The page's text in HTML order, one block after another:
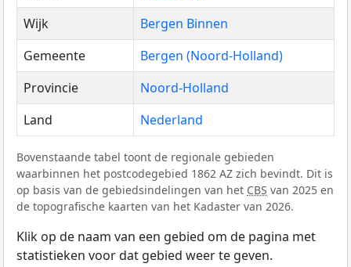
Wijk
Bergen Binnen
Gemeente
Bergen (Noord-Holland)
Provincie
Noord-Holland
Land
Nederland
Bovenstaande tabel toont de regionale gebieden
waarbinnen het postcodegebied 1862 AZ zich bevindt. Dit is
op basis van de gebiedsindelingen van het CBS van 2025 en
de topografische kaarten van het Kadaster van 2026.
Klik op de naam van een gebied om de pagina met
statistieken voor dat gebied weer te geven.